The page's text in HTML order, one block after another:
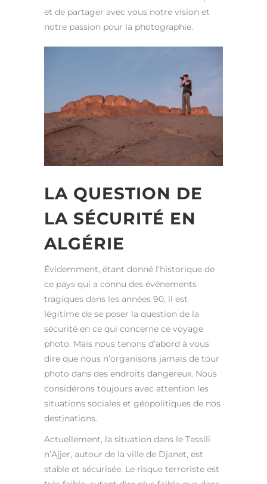
et de partager avec vous notre vision et
notre passion pour la photographie.
LA QUESTION DE
LA SÉCURITÉ EN
ALGÉRIE
Évidemment, étant donné l’historique de
ce pays qui a connu des événements
tragiques dans les années 90, il est
légitime de se poser la question de la
sécurité en ce qui concerne ce voyage
photo. Mais nous tenons d’abord à vous
dire que nous n’organisons jamais de tour
photo dans des endroits dangereux. Nous
considérons toujours avec attention les
situations sociales et géopolitiques de nos
destinations.
Actuellement, la situation dans le Tassili
n’Ajjer, autour de la ville de Djanet, est
stable et sécurisée. Le risque terroriste est